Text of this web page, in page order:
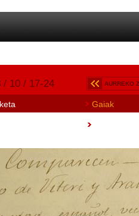
/ 10 / 17-24 AURREKO
Gaiak